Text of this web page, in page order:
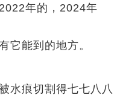
年的，2024年
能到的地方。
痕切割得七七八八